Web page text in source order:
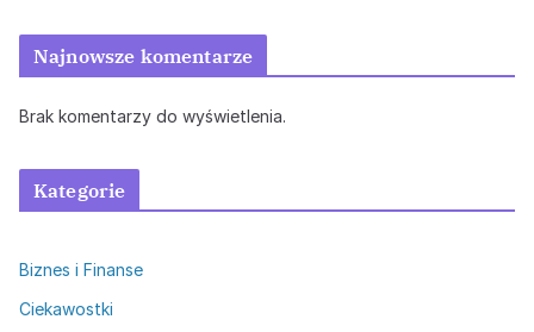
Najnowsze komentarze
Brak komentarzy do wyświetlenia.
Kategorie
Biznes i Finanse
Ciekawostki